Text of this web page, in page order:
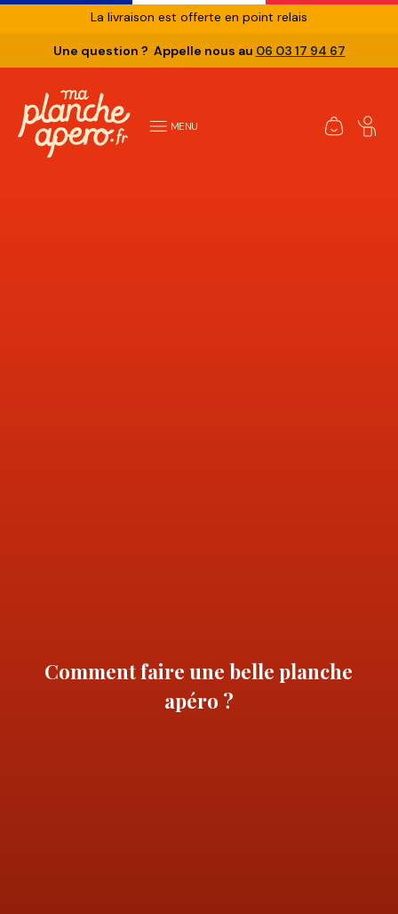
La livraison est offerte en point relais
Une question ? Appelle nous au 06 03 17 94 67
MENU
Comment faire une belle planche
apéro ?